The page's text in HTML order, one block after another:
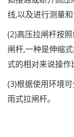
线,以及进行测量
(2)高压拉闸杆按
闸杆,一种是伸缩
式的相对来说操作
(3)根据使用环境
雨式拉闸杆。